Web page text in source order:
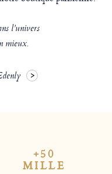
l’univers
mieux.
+50
MILLE